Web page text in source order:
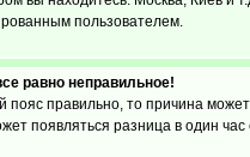
пользователем.
равно неправильное!
пояс правильно, то причина
появляться разница в один